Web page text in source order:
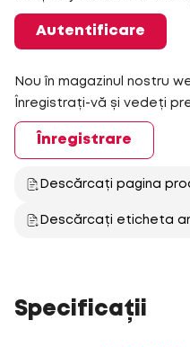
Autentificare
Nou în magazinul nostru
Înregistrați-vă și vedeți
Înregistrare
Descărcați pagina
Descărcați eticheta
Specificații